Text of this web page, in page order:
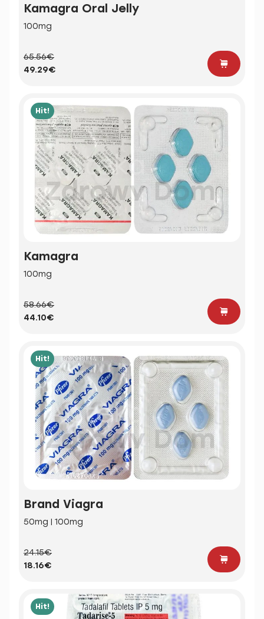
Kamagra Oral Jelly
100mg
65.56€
49.29€
Hit!
Kamagra
100mg
58.66€
44.10€
Hit!
Brand Viagra
50mg | 100mg
24.15€
18.16€
Hit!